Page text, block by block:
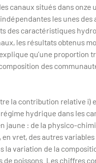
canaux situés dans onze
les unes des
des caractéristiques
les résultats obtenus
qu’une proportion
des
la contribution relative i)
hydrique dans les
jaune : de la physico-
vret, des autres variables
la variation de la
de poissons. Les chiffres